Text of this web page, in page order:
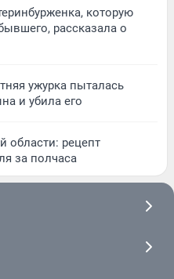
которую
рассказала о
ужурка пыталась
и убила его
области: рецепт
за полчаса